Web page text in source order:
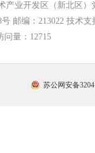
产业开发区（新北区）
邮编：213022 技术支
问量： 12715
苏公网安备